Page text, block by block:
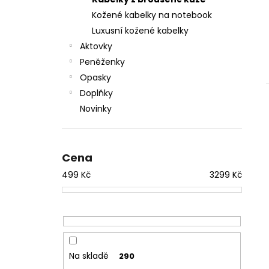
Kožené kabelky na notebook
Luxusní kožené kabelky
Aktovky
Peněženky
Opasky
Doplňky
Novinky
Cena
499 Kč 3299 Kč
Na skladě 290